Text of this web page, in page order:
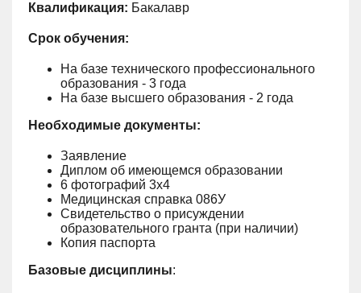
Квалификация: Бакалавр
Срок обучения:
На базе технического профессионального
образования - 3 года
На базе высшего образования - 2 года
Необходимые документы:
Заявление
Диплом об имеющемся образовании
6 фотографий 3х4
Медицинская справка 086У
Свидетельство о присуждении
образовательного гранта (при наличии)
Копия паспорта
Базовые дисциплины: